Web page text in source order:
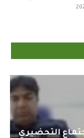
التحضيري